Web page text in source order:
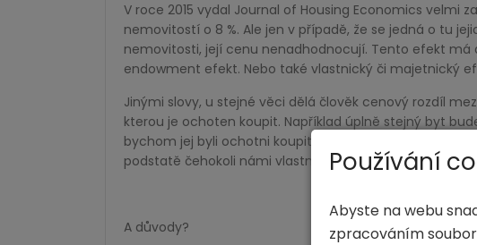
V roce 2015 vydal Journal of Housing Economics velmi
nemovitostí o 8 %. Ale jen v případě, že se jedná o tu
nemovitosti, její cenu nenadhodnocují. Tento efekt má
endowment efekt. Nebo také vlastnický či majetnický
Jinými slovy, u stejné věci dělá člověk cenový rozdíl
kterou je ochoten koupit. Například úplně stejný byt
bychom jej byli ochotni koupit. A pro zajímavost,
podstatě čehokoli námi vlastněného.
A důvody?
Používání
Abyste na webu
zpracováním